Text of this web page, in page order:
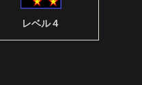
レベル４